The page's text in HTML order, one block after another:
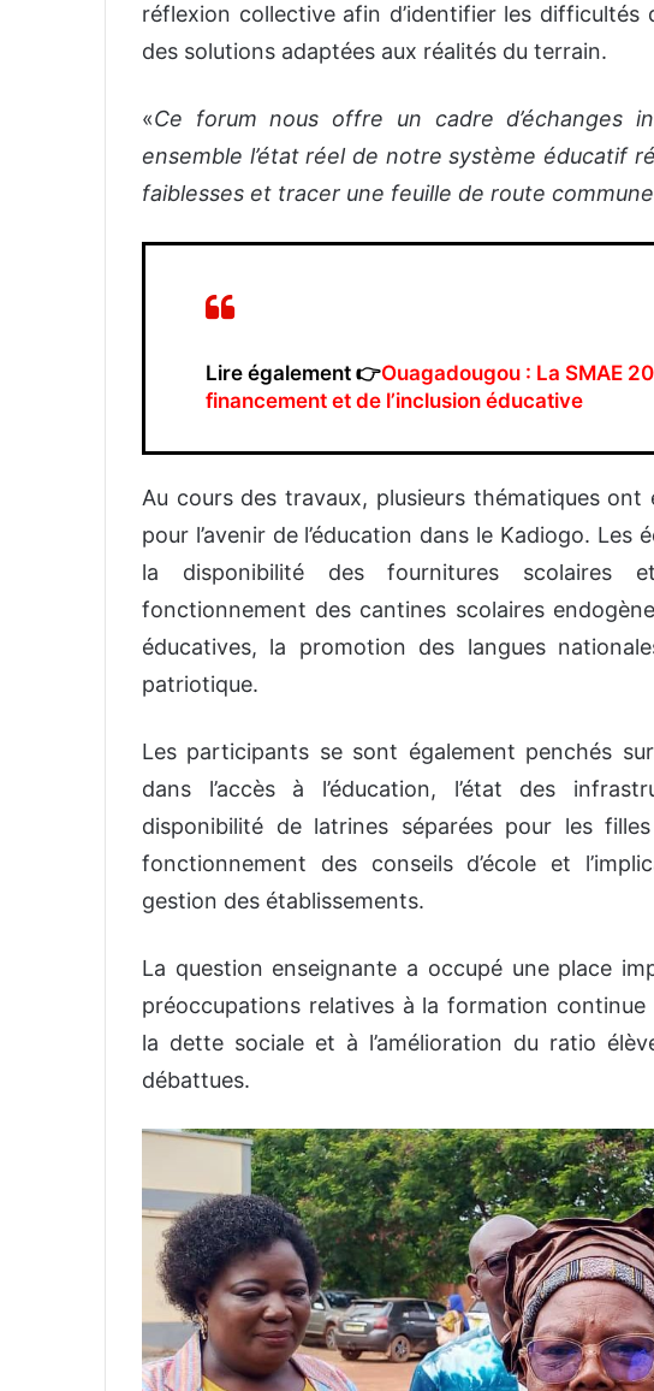
réflexion collective afin d’identifier les difficultés
des solutions adaptées aux réalités du terrain.
«Ce forum nous offre un cadre d’échanges
ensemble l’état réel de notre système éducatif
faiblesses et tracer une feuille de route commune
Lire également 👉Ouagadougou : La SMAE
financement et de l’inclusion éducative
Au cours des travaux, plusieurs thématiques
pour l’avenir de l’éducation dans le Kadiogo.
la disponibilité des fournitures scolaires
fonctionnement des cantines scolaires
éducatives, la promotion des langues
patriotique.
Les participants se sont également penchés
dans l’accès à l’éducation, l’état des
disponibilité de latrines séparées pour les
fonctionnement des conseils d’école et
gestion des établissements.
La question enseignante a occupé une place
préoccupations relatives à la formation continue
la dette sociale et à l’amélioration du ratio
débattues.